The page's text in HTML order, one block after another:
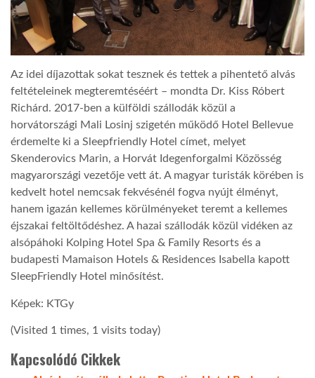
Az idei díjazottak sokat tesznek és tettek a pihentető alvás
feltételeinek megteremtéséért – mondta Dr. Kiss Róbert
Richárd. 2017-ben a külföldi szállodák közül a
horvátországi Mali Losinj szigetén működő Hotel Bellevue
érdemelte ki a Sleepfriendly Hotel címet, melyet
Skenderovics Marin, a Horvát Idegenforgalmi Közösség
magyarországi vezetője vett át. A magyar turisták körében is
kedvelt hotel nemcsak fekvésénél fogva nyújt élményt,
hanem igazán kellemes körülményeket teremt a kellemes
éjszakai feltöltődéshez. A hazai szállodák közül vidéken az
alsópáhoki Kolping Hotel Spa & Family Resorts és a
budapesti Mamaison Hotels & Residences Isabella kapott
SleepFriendly Hotel minősítést.
Képek: KTGy
(Visited 1 times, 1 visits today)
Kapcsolódó Cikkek